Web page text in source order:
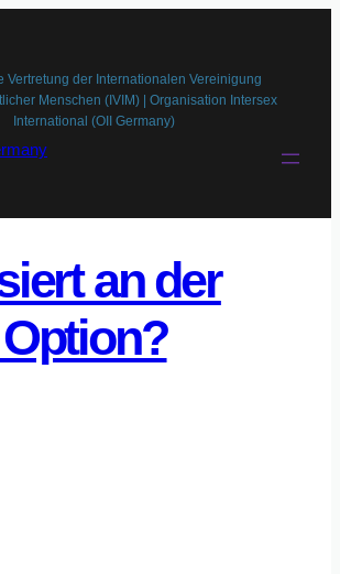
Vertretung der Internationalen Vereinigung
Menschen (IVIM) | Organisation Intersex
International (OII Germany)
an der